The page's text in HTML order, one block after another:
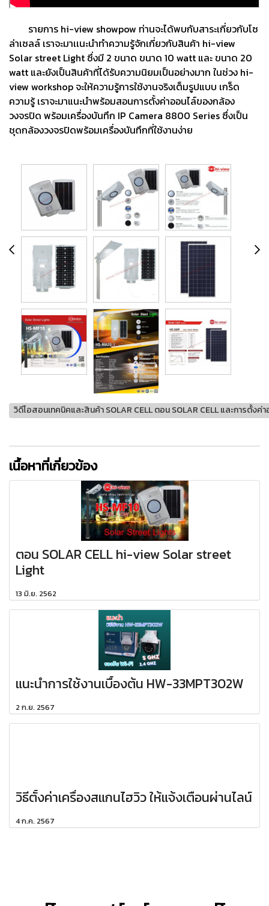
รายการ hi-view showpow ท่านจะได้พบกับสาระเกี่ยวกับโซ
ล่าเซลล์ เราจะมาเเนะนำทำความรู้จักเกี่ยวกับสินค้า hi-view
Solar street Light ซึ่งมี 2 ขนาด ขนาด 10 watt และ ขนาด 20
watt และยังเป็นสินค้าที่ได้รับความนิยมเป็นอย่างมาก ในช่วง hi-
view workshop จะให้ความรู้การใช้งานจริงเต็มรูปแบบ เกร็ด
ความรู้ เราจะมาแนะนำพร้อมสอนการตั้งค่าออนไล์ของกล้อง
วงจรปิด พร้อมเครื่องบันทึก IP Camera 8800 Series ซึ่งเป็น
ชุดกล้องวงจรปิดพร้อมเครื่องบันทึกที่ใช้งานง่าย
วิดีโอสอนเทคนิคและสินค้า SOLAR CELL ตอน SOLAR CELL และการ
เนื้อหาที่เกี่ยวข้อง
ตอน SOLAR CELL hi-view Solar street
Light
13 มิ.ย. 2562
แนะนำการใช้งานเบื้องต้น HW-33MPT302W
2 ก.ย. 2567
วิธีตั้งค่าเครื่องสแกนไฮวิว ให้แจ้งเตือนผ่านไลน์
4 ก.ค. 2567